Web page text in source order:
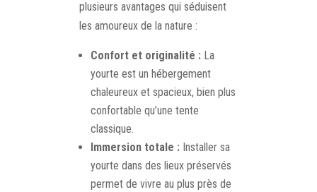
plusieurs avantages qui séduisent
les amoureux de la nature :
Confort et originalité : La
yourte est un hébergement
chaleureux et spacieux, bien plus
confortable qu’une tente
classique.
Immersion totale : Installer sa
yourte dans des lieux préservés
permet de vivre au plus près de